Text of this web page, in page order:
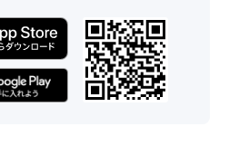
ン（3）神はあらゆる国とその
族を支配される
リスト教会ドキュメンタリー
万物の主権を握るお方」抜粋シ